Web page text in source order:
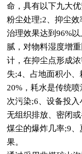
命，具有以下九大
粉尘处理;2、抑尘
治理效果达到96%
腻，对物料湿度增
计，在抑尘点形成
失;4、占地面积小
20%，耗水是传统
次污染;6、设备投
无组织排放、密闭
煤尘的爆炸几率;9
果。